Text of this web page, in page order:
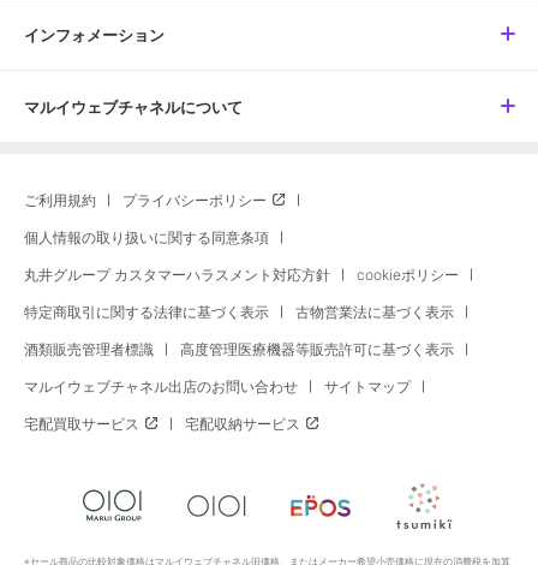
インフォメーション
マルイウェブチャネルについて
ご利用規約 プライバシーポリシー
個人情報の取り扱いに関する同意条項
丸井グループ カスタマーハラスメント対応方針 cookieポリシー
特定商取引に関する法律に基づく表示 古物営業法に基づく表示
酒類販売管理者標識 高度管理医療機器等販売許可に基づく表示
マルイウェブチャネル出店のお問い合わせ サイトマップ
宅配買取サービス 宅配収納サービス
※セール商品の比較対象価格はマルイウェブチャネル旧価格、またはメーカー希望小売価格に現在の消費税を加算